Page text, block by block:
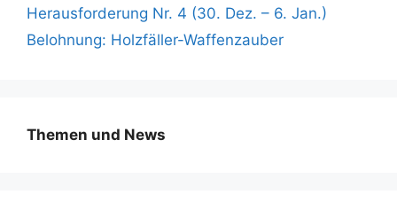
Herausforderung Nr. 4 (30. Dez. – 6. Jan.)
Belohnung: Holzfäller-Waffenzauber
Themen und News